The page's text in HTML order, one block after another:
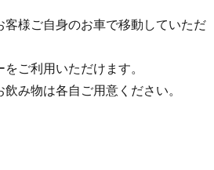
客様ご自身のお車で移動していただ
ご利用いただけます。
み物は各自ご用意ください。